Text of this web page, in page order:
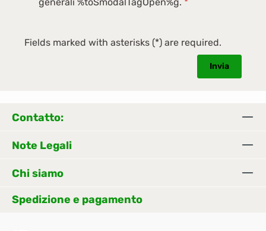
Fields marked with asterisks (*) are required.
Invia
Contatto:
Note Legali
Chi siamo
Spedizione e pagamento